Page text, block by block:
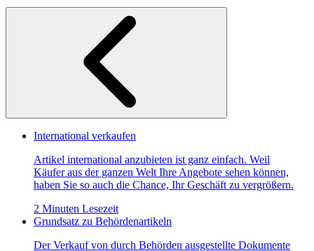
International verkaufen
Artikel international anzubieten ist ganz einfach. Weil
Käufer aus der ganzen Welt Ihre Angebote sehen können,
haben Sie so auch die Chance, Ihr Geschäft zu vergrößern.
2 Minuten Lesezeit
Grundsatz zu Behördenartikeln
Der Verkauf von durch Behörden ausgestellte Dokumente